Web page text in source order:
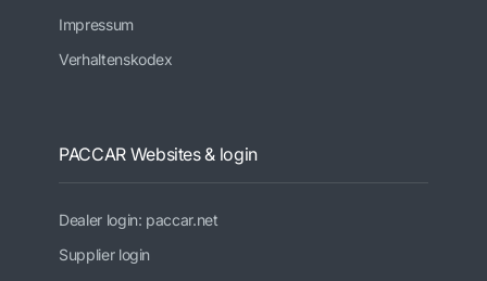
Impressum
Verhaltenskodex
PACCAR Websites & login
Dealer login: paccar.net
Supplier login